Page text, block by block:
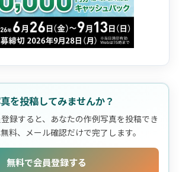
を投稿してみませんか？
録すると、あなたの作例写真を投稿でき
料、メール確認だけで完了します。
無料で会員登録する